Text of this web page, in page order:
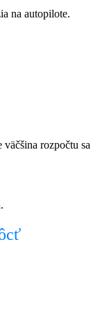
na autopilote.
väčšina rozpočtu sa